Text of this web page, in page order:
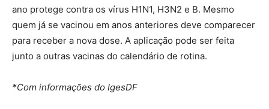
ano protege contra os vírus H1N1, H3N2 e B. Mesmo
quem já se vacinou em anos anteriores deve comparecer
para receber a nova dose. A aplicação pode ser feita
junto a outras vacinas do calendário de rotina.
*Com informações do IgesDF